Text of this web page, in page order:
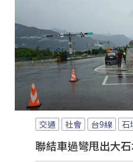
交通 社會 台9線 石
聯結車過彎甩出大